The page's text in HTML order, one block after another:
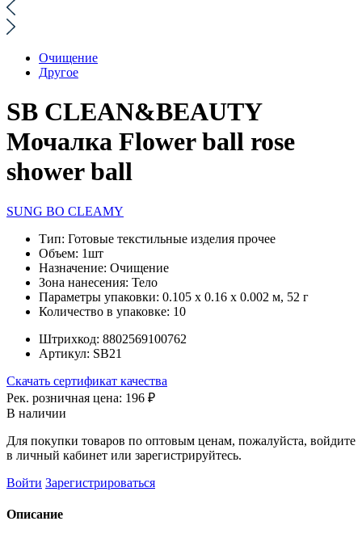
Очищение
Другое
SB CLEAN&BEAUTY
Мочалка Flower ball rose
shower ball
SUNG BO CLEAMY
Тип: Готовые текстильные изделия прочее
Объем: 1шт
Назначение: Очищение
Зона нанесения: Тело
Параметры упаковки: 0.105 x 0.16 x 0.002 м, 52 г
Количество в упаковке: 10
Штрихкод: 8802569100762
Артикул: SB21
Скачать сертификат качества
Рек. розничная цена: 196 ₽
В наличии
Для покупки товаров по оптовым ценам, пожалуйста, войдите
в личный кабинет или зарегистрируйтесь.
Войти Зарегистрироваться
Описание